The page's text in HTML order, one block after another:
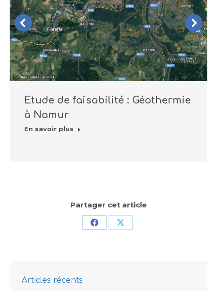
Etude de faisabilité : Géothermie
à Namur
En savoir plus
Partager cet article
PartagerPartager
Articles récents